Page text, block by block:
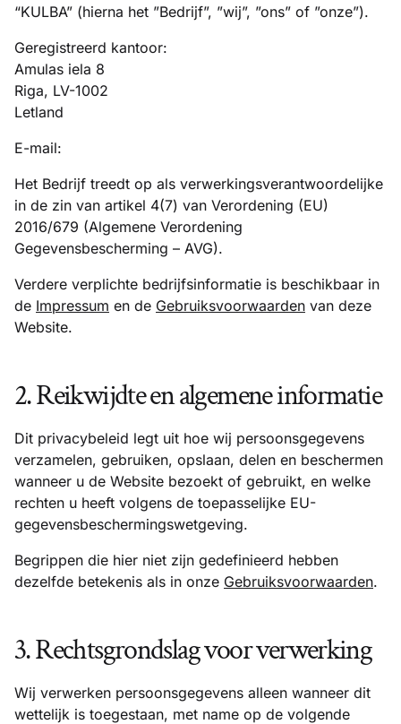
“KULBA” (hierna het ”Bedrijf”, ”wij”, ”ons” of ”onze”).
Geregistreerd kantoor:
Amulas iela 8
Riga, LV-1002
Letland
E-mail:
Het Bedrijf treedt op als verwerkingsverantwoordelijke
in de zin van artikel 4(7) van Verordening (EU)
2016/679 (Algemene Verordening
Gegevensbescherming – AVG).
Verdere verplichte bedrijfsinformatie is beschikbaar in
de Impressum en de Gebruiksvoorwaarden van deze
Website.
2. Reikwijdte en algemene informatie
Dit privacybeleid legt uit hoe wij persoonsgegevens
verzamelen, gebruiken, opslaan, delen en beschermen
wanneer u de Website bezoekt of gebruikt, en welke
rechten u heeft volgens de toepasselijke EU-
gegevensbeschermingswetgeving.
Begrippen die hier niet zijn gedefinieerd hebben
dezelfde betekenis als in onze Gebruiksvoorwaarden.
3. Rechtsgrondslag voor verwerking
Wij verwerken persoonsgegevens alleen wanneer dit
wettelijk is toegestaan, met name op de volgende